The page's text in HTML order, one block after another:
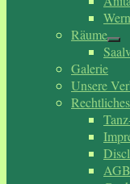
Räume
Galerie
Unsere
Rechtliches
AGB